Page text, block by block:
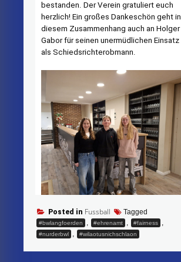
bestanden. Der Verein gratuliert euch
herzlich! Ein großes Dankeschön geht in
diesem Zusammenhang auch an Holger
Gabor für seinen unermüdlichen Einsatz
als Schiedsrichterobmann.
Posted in Fussball Tagged
#bwlangfoerden , #ehrenamt , #fairness ,
#nurderbwl , #wilaotusnichschlaon